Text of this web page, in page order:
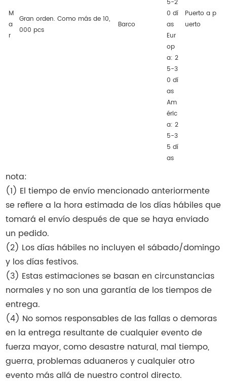
M
a
r
Gran orden. Como más de 10,
000 pcs
Barco
5-2
0 dí
as
Eur
op
a: 2
5-3
0 dí
as
Am
éric
a: 2
5-3
5 dí
as
Puerto a p
uerto
nota:
(1) El tiempo de envío mencionado anteriormente
se refiere a la hora estimada de los días hábiles que
tomará el envío después de que se haya enviado
un pedido.
(2) Los días hábiles no incluyen el sábado/domingo
y los días festivos.
(3) Estas estimaciones se basan en circunstancias
normales y no son una garantía de los tiempos de
entrega.
(4) No somos responsables de las fallas o demoras
en la entrega resultante de cualquier evento de
fuerza mayor, como desastre natural, mal tiempo,
guerra, problemas aduaneros y cualquier otro
evento más allá de nuestro control directo.